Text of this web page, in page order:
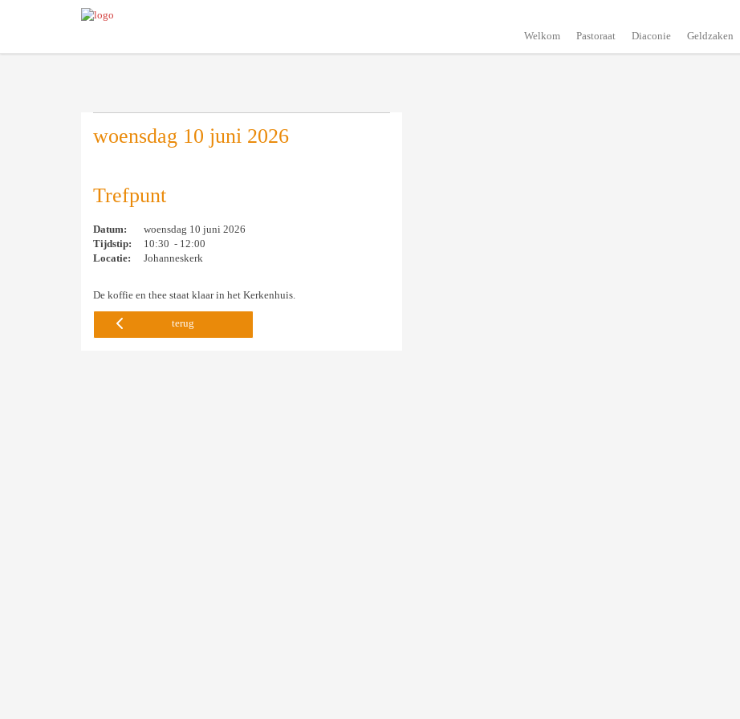
Welkom Pastoraat Diaconie Geldzaken
woensdag 10 juni 2026
Trefpunt
Datum:
woensdag 10 juni 2026
Tijdstip:
10:30 - 12:00
Locatie:
Johanneskerk
De koffie en thee staat klaar in het Kerkenhuis.
terug